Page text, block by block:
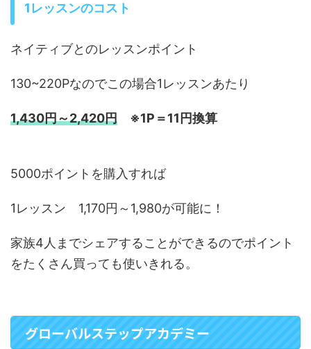
1レッスンのコスト
ネイティブとのレッスンポイント
130~220Pなのでこの場合1レッスンあたり
1,430円～2,420円 ※1P＝11円換算
5000ポイントを購入すれば
1レッスン 1,170円～1,980が可能に！
家族4人までシェアすることができるのでポイント
をたくさん買っても使いきれる。
グローバルステップアカデミー